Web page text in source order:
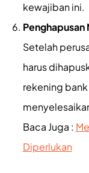
kewajiban ini.
Penghapusan
Setelah
harus
rekening
Baca Juga :
Diperlukan